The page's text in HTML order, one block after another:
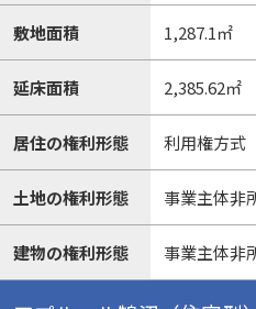
敷地面積 1,287.1㎡
延床面積 2,385.62㎡
居住の権利形態 利用権方式
土地の権利形態 事業主体非
建物の権利形態 事業主体非